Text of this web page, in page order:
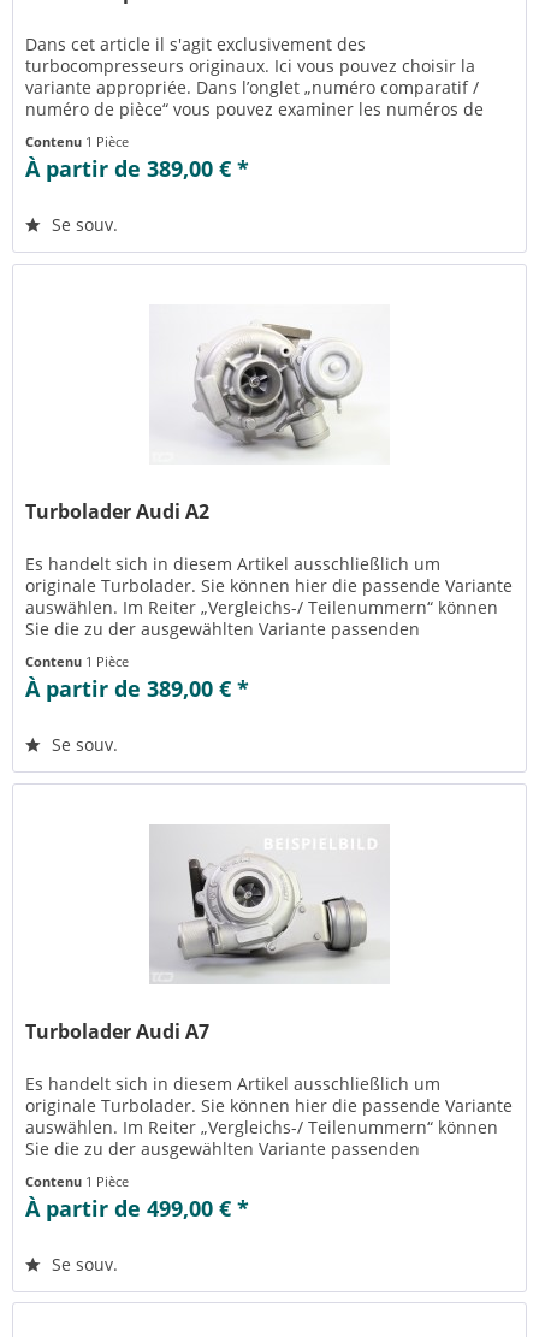
Dans cet article il s'agit exclusivement des
turbocompresseurs originaux. Ici vous pouvez choisir la
variante appropriée. Dans l’onglet „numéro comparatif /
numéro de pièce“ vous pouvez examiner les numéros de
pièce appropriés pour la...
Contenu 1 Pièce
À partir de 389,00 € *
Se souv.
Turbolader Audi A2
Es handelt sich in diesem Artikel ausschließlich um
originale Turbolader. Sie können hier die passende Variante
auswählen. Im Reiter „Vergleichs-/ Teilenummern“ können
Sie die zu der ausgewählten Variante passenden
Teilenummern einsehen....
Contenu 1 Pièce
À partir de 389,00 € *
Se souv.
Turbolader Audi A7
Es handelt sich in diesem Artikel ausschließlich um
originale Turbolader. Sie können hier die passende Variante
auswählen. Im Reiter „Vergleichs-/ Teilenummern“ können
Sie die zu der ausgewählten Variante passenden
Contenu 1 Pièce
À partir de 499,00 € *
Se souv.